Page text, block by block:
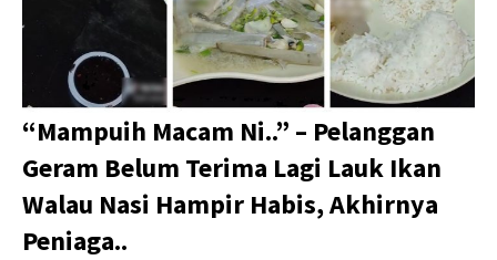
“Mampuih Macam Ni..” – Pelanggan
Geram Belum Terima Lagi Lauk Ikan
Walau Nasi Hampir Habis, Akhirnya
Peniaga..